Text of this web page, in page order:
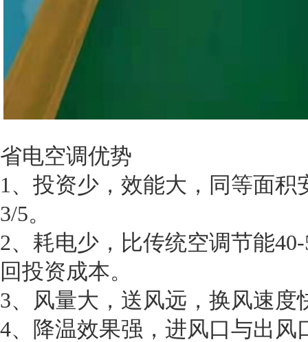
省电空调优势
1、投资少，效能大，同等面
3/5。
2、耗电少，比传统空调节能
回投资成本。
3、风量大，送风远，换风速度
4、降温效果强，进风口与出风